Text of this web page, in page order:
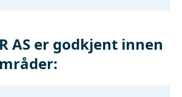
AS er godkjent innen